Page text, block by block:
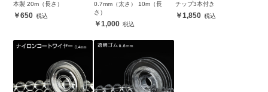
本製 20m（長さ）
650
0.7mm（太さ） 10m（長
さ）
1,000
チップ3本付き
1,850